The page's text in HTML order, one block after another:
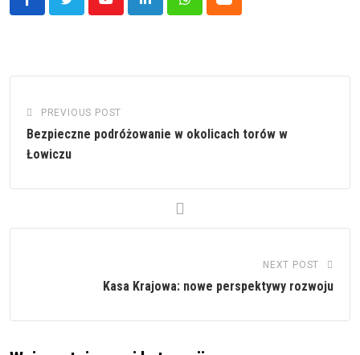
YoutubeLinkedInWhatsappCloud
PREVIOUS POST
Bezpieczne podróżowanie w okolicach torów w
Łowiczu
NEXT POST
Kasa Krajowa: nowe perspektywy rozwoju